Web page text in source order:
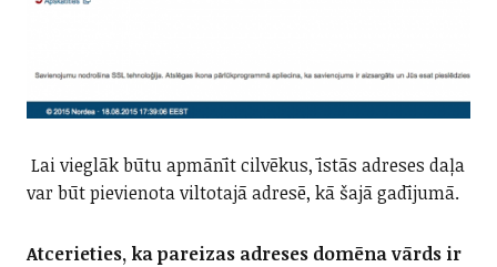
Lai vieglāk būtu apmānīt cilvēkus, īstās adreses daļa
var būt pievienota viltotajā adresē, kā šajā gadījumā.
Atcerieties, ka pareizas adreses domēna vārds ir